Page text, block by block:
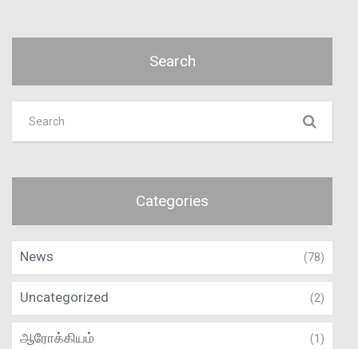
Search
Categories
News (78)
Uncategorized (2)
ஆரோக்கியம் (1)